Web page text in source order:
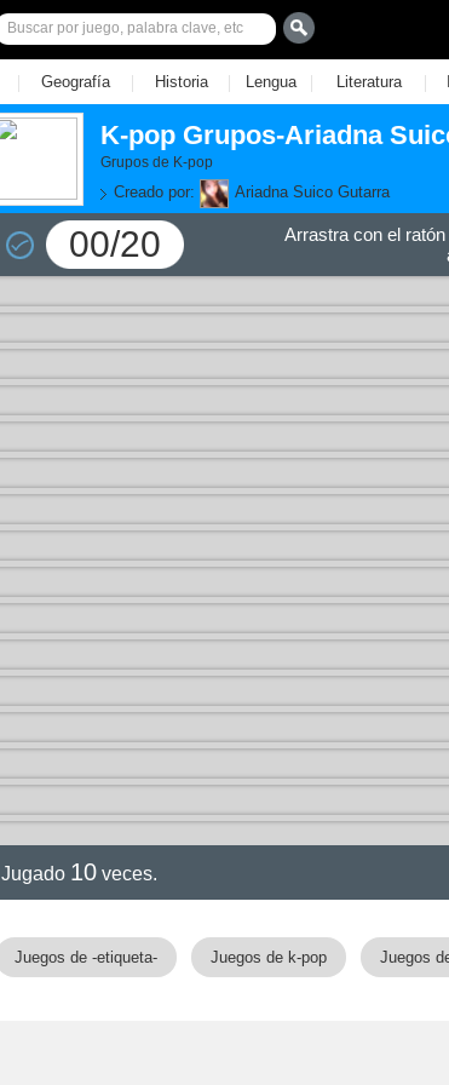
| Geografía | Historia | Lengua | Literatura |
K-pop Grupos-Ariadna
Grupos de K-pop
Creado por: Ariadna Suico Gutarra
00/20
Arrastra con el
Jugado 10 veces.
Juegos de -etiqueta- Juegos de k-pop Juegos